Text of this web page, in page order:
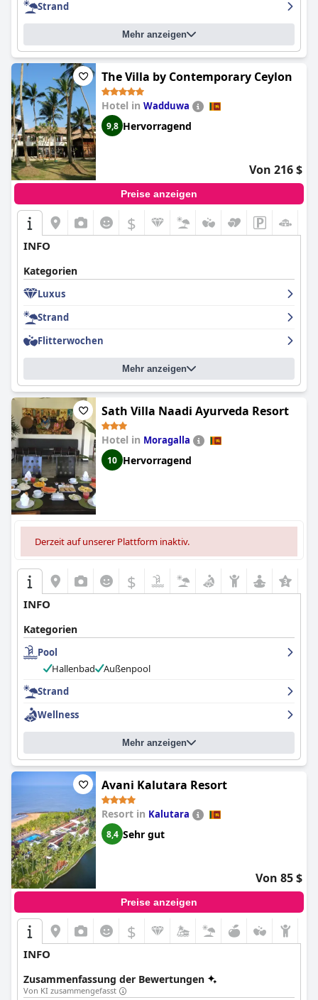
Strand
Mehr anzeigen
The Villa by Contemporary Ceylon
Hotel in Wadduwa
9,8 Hervorragend
Von 216 $
Preise anzeigen
$
INFO
Kategorien
Luxus
Strand
Flitterwochen
Mehr anzeigen
Sath Villa Naadi Ayurveda Resort
Hotel in Moragalla
10 Hervorragend
Derzeit auf unserer Plattform inaktiv.
$
INFO
Kategorien
Pool
Hallenbad
Außenpool
Strand
Wellness
Mehr anzeigen
Avani Kalutara Resort
Resort in Kalutara
8,4 Sehr gut
Von 85 $
Preise anzeigen
$
INFO
Zusammenfassung der Bewertungen
Von KI zusammengefasst